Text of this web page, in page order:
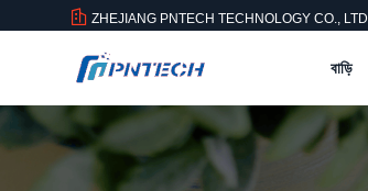
ZHEJIANG PNTECH TECHNOLOGY CO., LTD
বাড়ি